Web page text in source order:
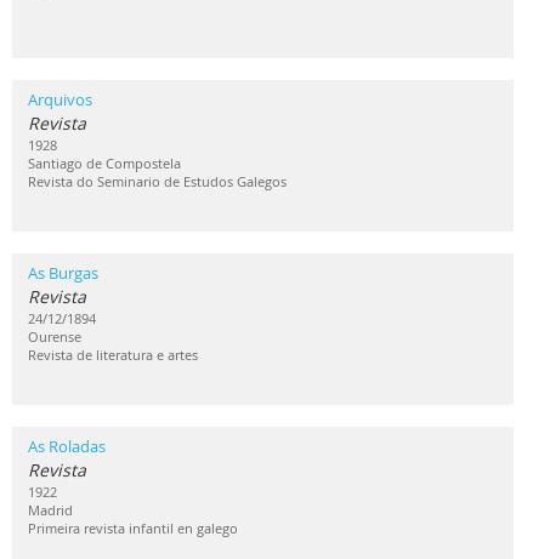
Arquivos
Revista
1928
Santiago de Compostela
Revista do Seminario de Estudos Galegos
As Burgas
Revista
24/12/1894
Ourense
Revista de literatura e artes
As Roladas
Revista
1922
Madrid
Primeira revista infantil en galego